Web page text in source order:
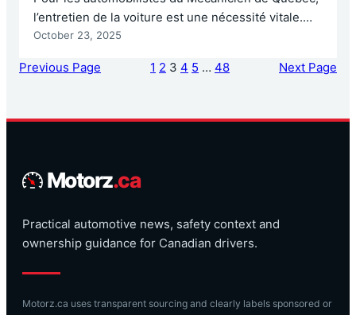
l’entretien de la voiture est une nécessité vitale.
Entre le sel de voirie qui met les systèmes à rude
sollicitent les moteurs, trouver un mécanicien de
October 23, 2025
Previous Page 1 2 3 4 5 … 48 Next Page
Motorz.ca
Practical automotive news, safety context and
ownership guidance for Canadian drivers.
Motorz.ca uses transparent sourcing and clearly labels sponsored or